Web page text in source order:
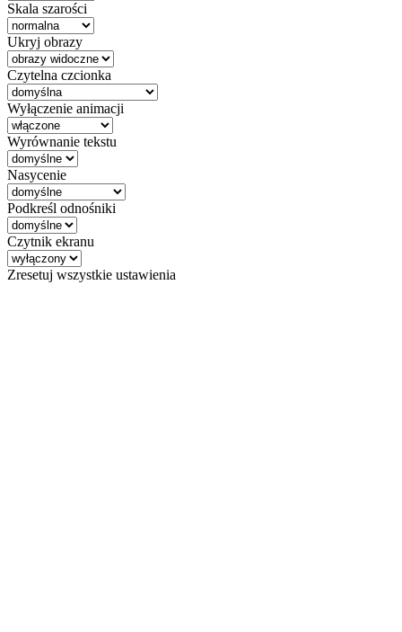
Skala szarości
Ukryj obrazy
Czytelna czcionka
Wyłączenie animacji
Wyrównanie tekstu
Nasycenie
Podkreśl odnośniki
Czytnik ekranu
Zresetuj wszystkie ustawienia